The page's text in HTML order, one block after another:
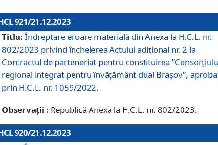
921/21.12.2023
Titlu: Îndreptare eroare materială din Anexa la H.C.L. nr.
802/2023 privind încheierea Actului adițional nr. 2 la
Contractul de parteneriat pentru constituirea
regional integrat pentru învățământ dual Brașov”,
prin H.C.L. nr. 1059/2022.
Observații : Republică Anexa la H.C.L. nr. 802/2023.
920/21.12.2023